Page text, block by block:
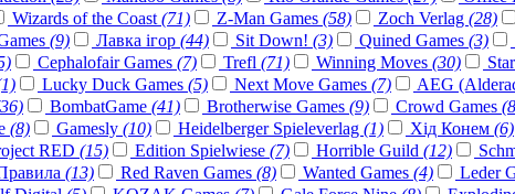
Wizards of the Coast (71) Z-Man Games (58) Zoch Verlag (28)
(9) Лавка ігор (44) Sit Down! (3) Quined Games (3)
Cephalofair Games (7) Trefl (71) Winning Moves (30)
Lucky Duck Games (5) Next Move Games (7) AEG
BombatGame (41) Brotherwise Games (9) Crowd Games
(8) Gamesly (10) Heidelberger Spieleverlag (1) Хід Конем (6)
RED (15) Edition Spielwiese (7) Horrible Guild (12)
(13) Red Raven Games (8) Wanted Games (4) Leder